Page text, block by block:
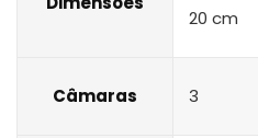
20 cm
Câmaras 3